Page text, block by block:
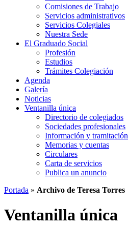
Comisiones de Trabajo
Servicios administrativos
Servicios Colegiales
Nuestra Sede
El Graduado Social
Profesión
Estudios
Trámites Colegiación
Agenda
Galería
Noticias
Ventanilla única
Directorio de colegiados
Sociedades profesionales
Información y tramitación
Memorias y cuentas
Circulares
Carta de servicios
Publica un anuncio
Portada » Archivo de Teresa Torres
Ventanilla única